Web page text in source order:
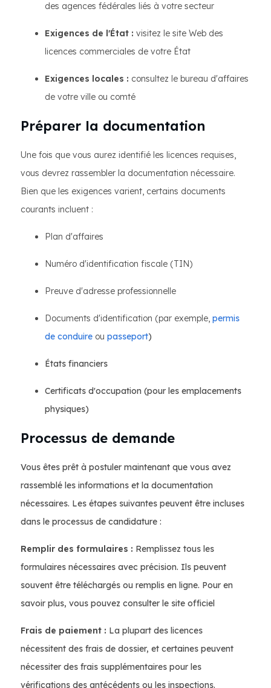
des agences fédérales liés à votre secteur
Exigences de l'État : visitez le site Web des
licences commerciales de votre État
Exigences locales : consultez le bureau d'affaires
de votre ville ou comté
Préparer la documentation
Une fois que vous aurez identifié les licences requises,
vous devrez rassembler la documentation nécessaire.
Bien que les exigences varient, certains documents
courants incluent :
Plan d'affaires
Numéro d'identification fiscale (TIN)
Preuve d'adresse professionnelle
Documents d'identification (par exemple, permis
de conduire ou passeport)
États financiers
Certificats d'occupation (pour les emplacements
physiques)
Processus de demande
Vous êtes prêt à postuler maintenant que vous avez
rassemblé les informations et la documentation
nécessaires. Les étapes suivantes peuvent être incluses
dans le processus de candidature :
Remplir des formulaires : Remplissez tous les
formulaires nécessaires avec précision. Ils peuvent
souvent être téléchargés ou remplis en ligne. Pour en
savoir plus, vous pouvez consulter le site officiel
Frais de paiement : La plupart des licences
nécessitent des frais de dossier, et certaines peuvent
nécessiter des frais supplémentaires pour les
vérifications des antécédents ou les inspections.